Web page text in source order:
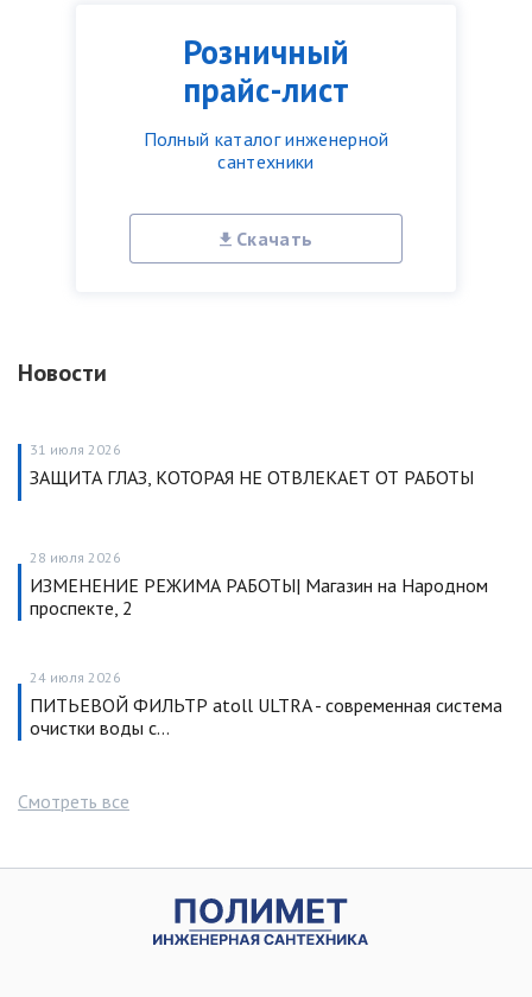
Розничный
прайс-лист
Полный каталог инженерной
сантехники
Скачать
Новости
31 июля 2026
ЗАЩИТА ГЛАЗ, КОТОРАЯ НЕ ОТВЛЕКАЕТ ОТ РАБОТЫ
28 июля 2026
ИЗМЕНЕНИЕ РЕЖИМА РАБОТЫ| Магазин на Народном
проспекте, 2
24 июля 2026
ПИТЬЕВОЙ ФИЛЬТР atoll ULTRA - современная система
очистки воды с…
Смотреть все